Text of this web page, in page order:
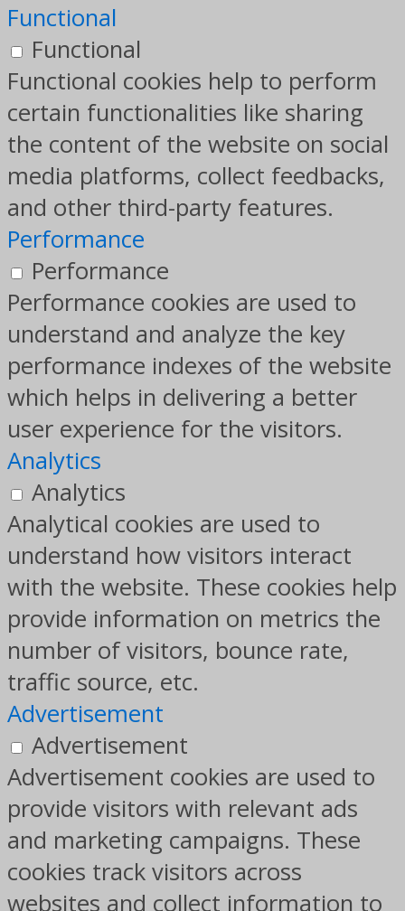
Functional
Functional
Functional cookies help to perform
certain functionalities like sharing
the content of the website on social
media platforms, collect feedbacks,
and other third-party features.
Performance
Performance
Performance cookies are used to
understand and analyze the key
performance indexes of the website
which helps in delivering a better
user experience for the visitors.
Analytics
Analytics
Analytical cookies are used to
understand how visitors interact
with the website. These cookies help
provide information on metrics the
number of visitors, bounce rate,
traffic source, etc.
Advertisement
Advertisement
Advertisement cookies are used to
provide visitors with relevant ads
and marketing campaigns. These
cookies track visitors across
websites and collect information to